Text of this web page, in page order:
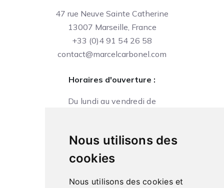
Nous utilisons des
cookies
Nous utilisons des cookies et
47 rue Neuve Sainte Catherine
13007 Marseille, France
+33 (0)4 91 54 26 58
contact@marcelcarbonel.com
Horaires d'ouverture :
Du lundi au vendredi de
10h à 13h et de 14h à 18h